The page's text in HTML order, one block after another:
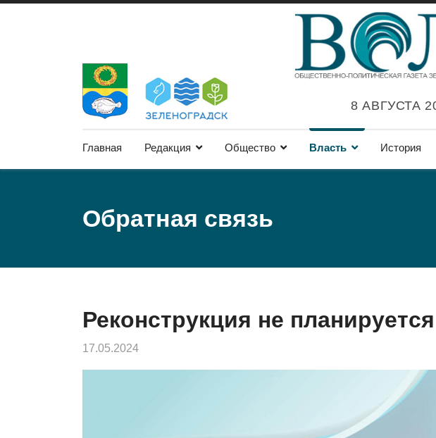
8 АВГУСТА
Главная Редакция Общество Власть История
Обратная связь
Реконструкция не планируется
17.05.2024